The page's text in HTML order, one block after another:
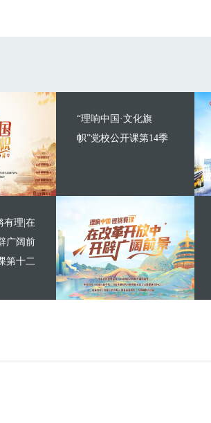
“理响中国·文化旗
帜”党校公开课第14季
有理|在
广阔前
第十二